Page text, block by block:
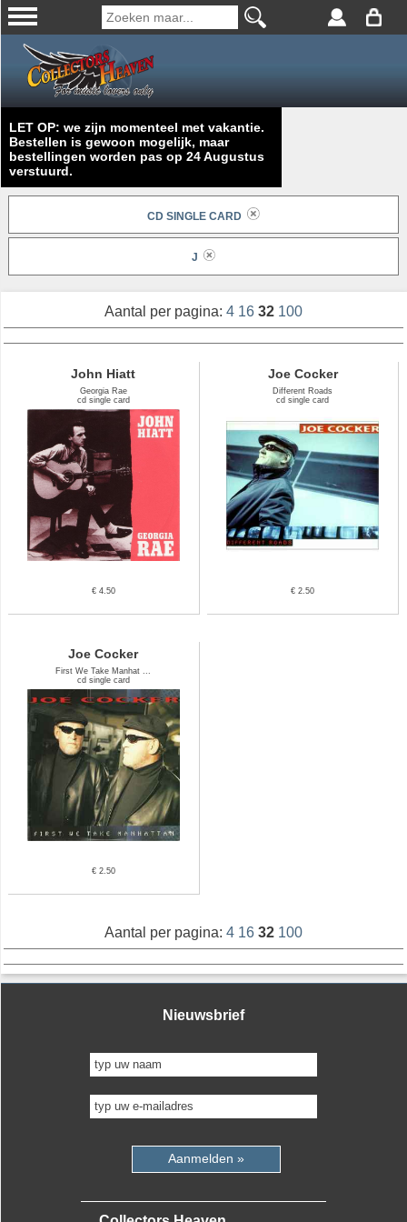
LET OP: we zijn momenteel met vakantie.
Bestellen is gewoon mogelijk, maar
bestellingen worden pas op 24 Augustus
verstuurd.
CD SINGLE CARD
J
Aantal per pagina: 4 16 32 100
John Hiatt
Georgia Rae
cd single card
€ 4.50
Joe Cocker
Different Roads
cd single card
€ 2.50
Joe Cocker
First We Take Manhat ...
cd single card
€ 2.50
Aantal per pagina: 4 16 32 100
Nieuwsbrief
Aanmelden »